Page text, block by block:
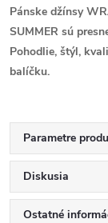
Pánske džínsy
SUMMER sú
Pohodlie, štýl,
balíčku.
Parametre
Diskusia
Ostatné